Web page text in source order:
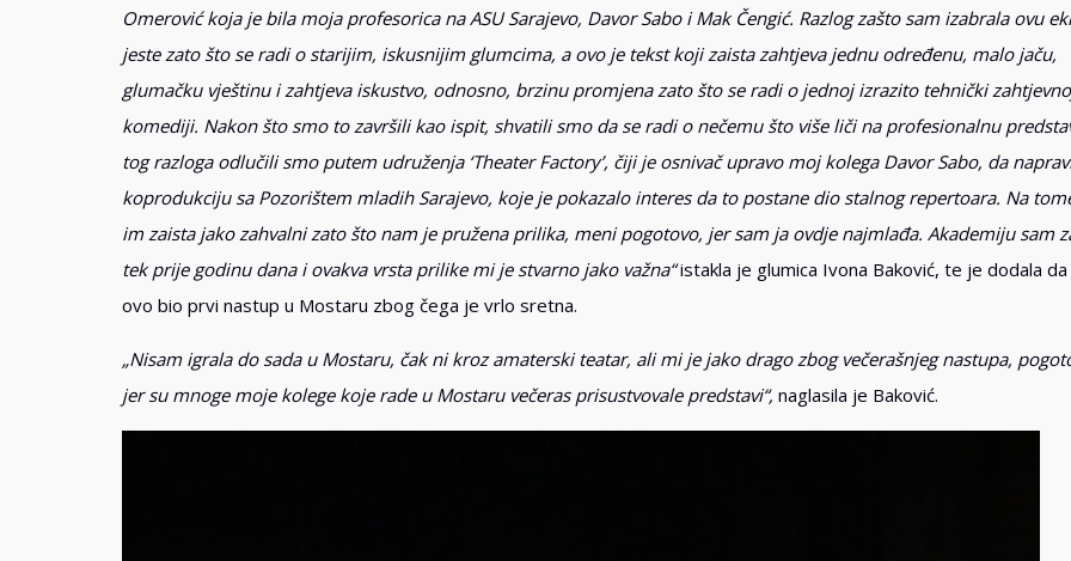
Omerović koja je bila moja profesorica na ASU Sarajevo, Davor Sabo i Mak Čengić. Razlog zašto sam izabrala ovu
jeste zato što se radi o starijim, iskusnijim glumcima, a ovo je tekst koji zaista zahtjeva jednu određenu, malo jaču,
glumačku vještinu i zahtjeva iskustvo, odnosno, brzinu promjena zato što se radi o jednoj izrazito tehnički
komediji. Nakon što smo to završili kao ispit, shvatili smo da se radi o nečemu što više liči na profesionalnu
tog razloga odlučili smo putem udruženja ‘Theater Factory’, čiji je osnivač upravo moj kolega Davor Sabo, da
koprodukciju sa Pozorištem mladih Sarajevo, koje je pokazalo interes da to postane dio stalnog repertoara. Na
im zaista jako zahvalni zato što nam je pružena prilika, meni pogotovo, jer sam ja ovdje najmlađa. Akademiju sam
tek prije godinu dana i ovakva vrsta prilike mi je stvarno jako važna“istakla je glumica Ivona Baković, te je dodala
ovo bio prvi nastup u Mostaru zbog čega je vrlo sretna.
„Nisam igrala do sada u Mostaru, čak ni kroz amaterski teatar, ali mi je jako drago zbog večerašnjeg nastupa,
jer su mnoge moje kolege koje rade u Mostaru večeras prisustvovale predstavi“, naglasila je Baković.